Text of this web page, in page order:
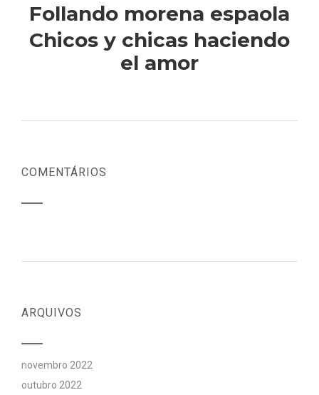
Follando morena espaola
Chicos y chicas haciendo
el amor
COMENTÁRIOS
ARQUIVOS
novembro 2022
outubro 2022